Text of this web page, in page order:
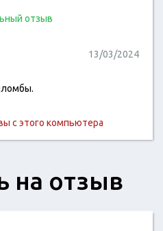
отзыв
13/03/2024
с этого компьютера
на отзыв